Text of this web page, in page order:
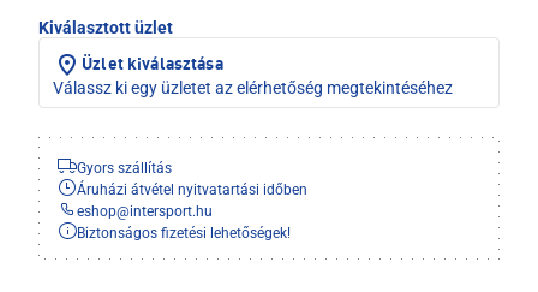
Kiválasztott üzlet
Üzlet kiválasztása
Válassz ki egy üzletet az elérhetőség megtekintéséhez
Gyors szállítás
Áruházi átvétel nyitvatartási időben
eshop@intersport.hu
Biztonságos fizetési lehetőségek!